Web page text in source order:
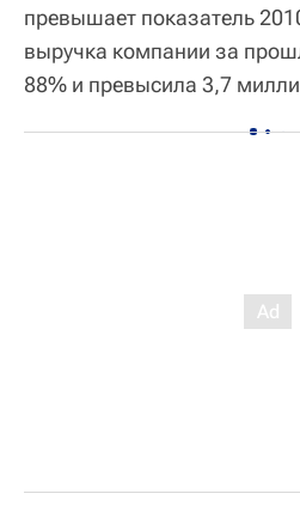
превышает показатель
выручка компании за
88% и превысила 3,7